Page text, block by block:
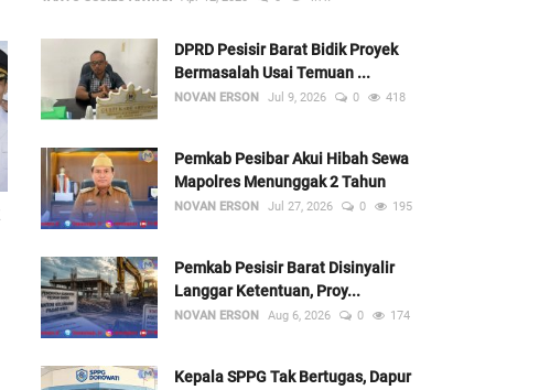
DPRD Pesisir Barat Bidik Proyek
Bermasalah Usai Temuan ...
NOVAN ERSON Jul 9, 2026 0 418
Pemkab Pesibar Akui Hibah Sewa
Mapolres Menunggak 2 Tahun
NOVAN ERSON Jul 27, 2026 0 195
Pemkab Pesisir Barat Disinyalir
Langgar Ketentuan, Proy...
NOVAN ERSON Aug 6, 2026 0 174
Kepala SPPG Tak Bertugas, Dapur